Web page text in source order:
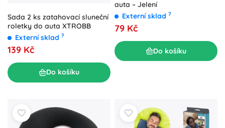
Sada 2 ks zatahovací sluneční
roletky do auta XTROBB
Externí sklad ?
139 Kč
Do košíku
auta – Jelení
Externí sklad ?
79 Kč
Do košíku